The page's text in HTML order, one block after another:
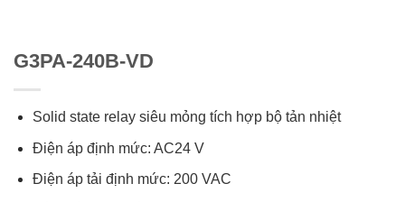
G3PA-240B-VD
Solid state relay siêu mỏng tích hợp bộ tản nhiệt
Điện áp định mức: AC24 V
Điện áp tải định mức: 200 VAC